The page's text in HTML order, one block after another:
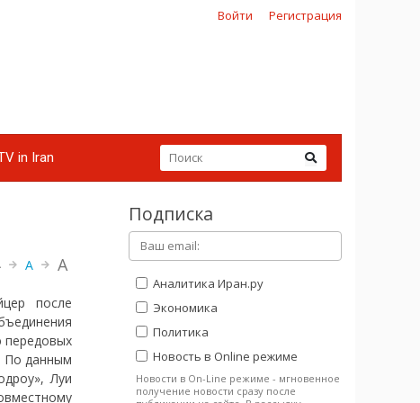
Войти Регистрация
in Iran
A A
после
передовых
По данным
Луи
Подписка
Аналитика Иран.ру
Экономика
Политика
Новость в Online режиме
Новости в On-Line режиме - мгновенное
получение новости сразу после